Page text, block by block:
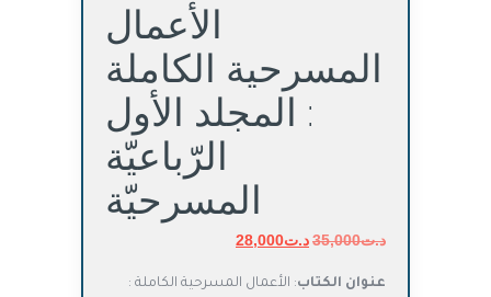
الأعمال
المسرحية الكاملة
: المجلد الأول
الرّباعيّة
المسرحيّة
د.ت35,000 السعر
هو:
د.ت28,000السعر
هو:
عنوان الكتاب: الأعمال المسرحية الكاملة :